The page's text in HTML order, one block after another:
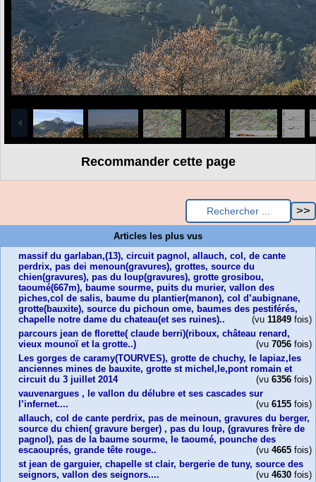
1/17
Recommander cette page
Articles les plus vus
massif du garlaban,(13), circuit pagnol, allauch, col, de cante
perdrix, pas dei menoun(gravures), grottes, source du
chien(gravures), pas du loup(gravures), grotte grosibou,
taoumé(667m), baume sourme, puits du murier, vallon des
piches,col de salis, baume du plantier(manon), col d’aubignane,
grotte(bauxite), source du pichoun ome, baumes des pestiférés,
chapelle notre dame du chateau(et ses ruines)..
(vu 11849 fois)
parcours jean de florette( claude berri)(riboux, château renard,
vieux mounoï et la grotte..)
(vu 7056 fois)
Les gorges de caramy(TOURVES), grotte de chuchy, le lapiaz,les
anciennes mines de bauxite, grotte st michel,le,pont romain et
circuit du 3 juillet 2014
(vu 6356 fois)
vauvenargues , le vallon du délubre et ses cascades sur
l’infernet....
(vu 6155 fois)
allauch, col de cante perdrix, pas de meinoun, gravures du berger,
source du chien( gravure berger) , pas du loup, (gravures frère de
pagnol), pas de la baume sourme, le taoumé, pounche des
escaouprés, grande tête rouge..
(vu 4665 fois)
st jean de garguier, chapelle st clair, bergerie de tuny, source des
seignors, vallon des seignors....
(vu 4630 fois)